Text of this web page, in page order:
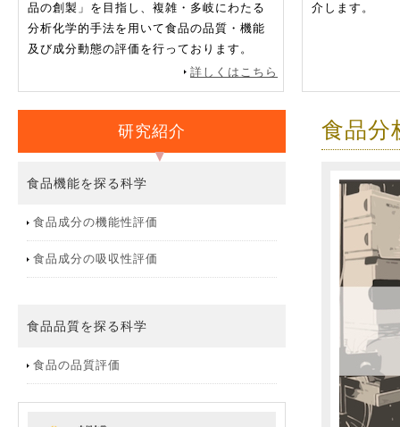
品の創製」を目指し、複雑・多岐にわたる
分析化学的手法を用いて食品の品質・機能
及び成分動態の評価を行っております。
詳しくはこちら
介します。
食品分
研究紹介
食品機能を探る科学
食品成分の機能性評価
食品成分の吸収性評価
食品品質を探る科学
食品の品質評価